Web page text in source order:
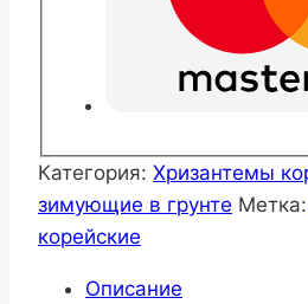
Категория: Хризантемы
зимующие в грунте Метка:
корейские
Описание